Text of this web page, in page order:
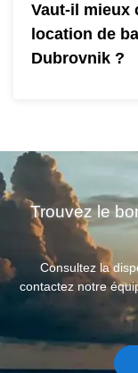
Vaut-il mieux
location de
Dubrovnik ?
Trouvez le
Consultez la
contactez notre